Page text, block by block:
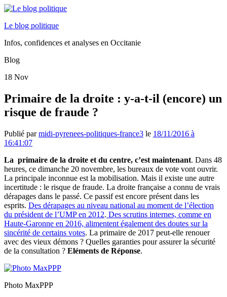
Le blog politique
Infos, confidences et analyses en Occitanie
Blog
18 Nov
Primaire de la droite : y-a-t-il (encore) un
risque de fraude ?
Publié parmidi-pyrenees-politiques-france3 le 18/11/2016 à
16:41:07
La primaire de la droite et du centre, c’est maintenant. Dans 48
heures, ce dimanche 20 novembre, les bureaux de vote vont ouvrir.
La principale inconnue est la mobilisation. Mais il existe une autre
incertitude : le risque de fraude. La droite française a connu de vrais
dérapages dans le passé. Ce passif est encore présent dans les
esprits. Des dérapages au niveau national au moment de l’élection
du président de l’UMP en 2012. Des scrutins internes, comme en
Haute-Garonne en 2016, alimentent également des doutes sur la
sincérité de certains votes. La primaire de 2017 peut-elle renouer
avec des vieux démons ? Quelles garanties pour assurer la sécurité
de la consultation ? Eléments de Réponse.
Photo MaxPPP